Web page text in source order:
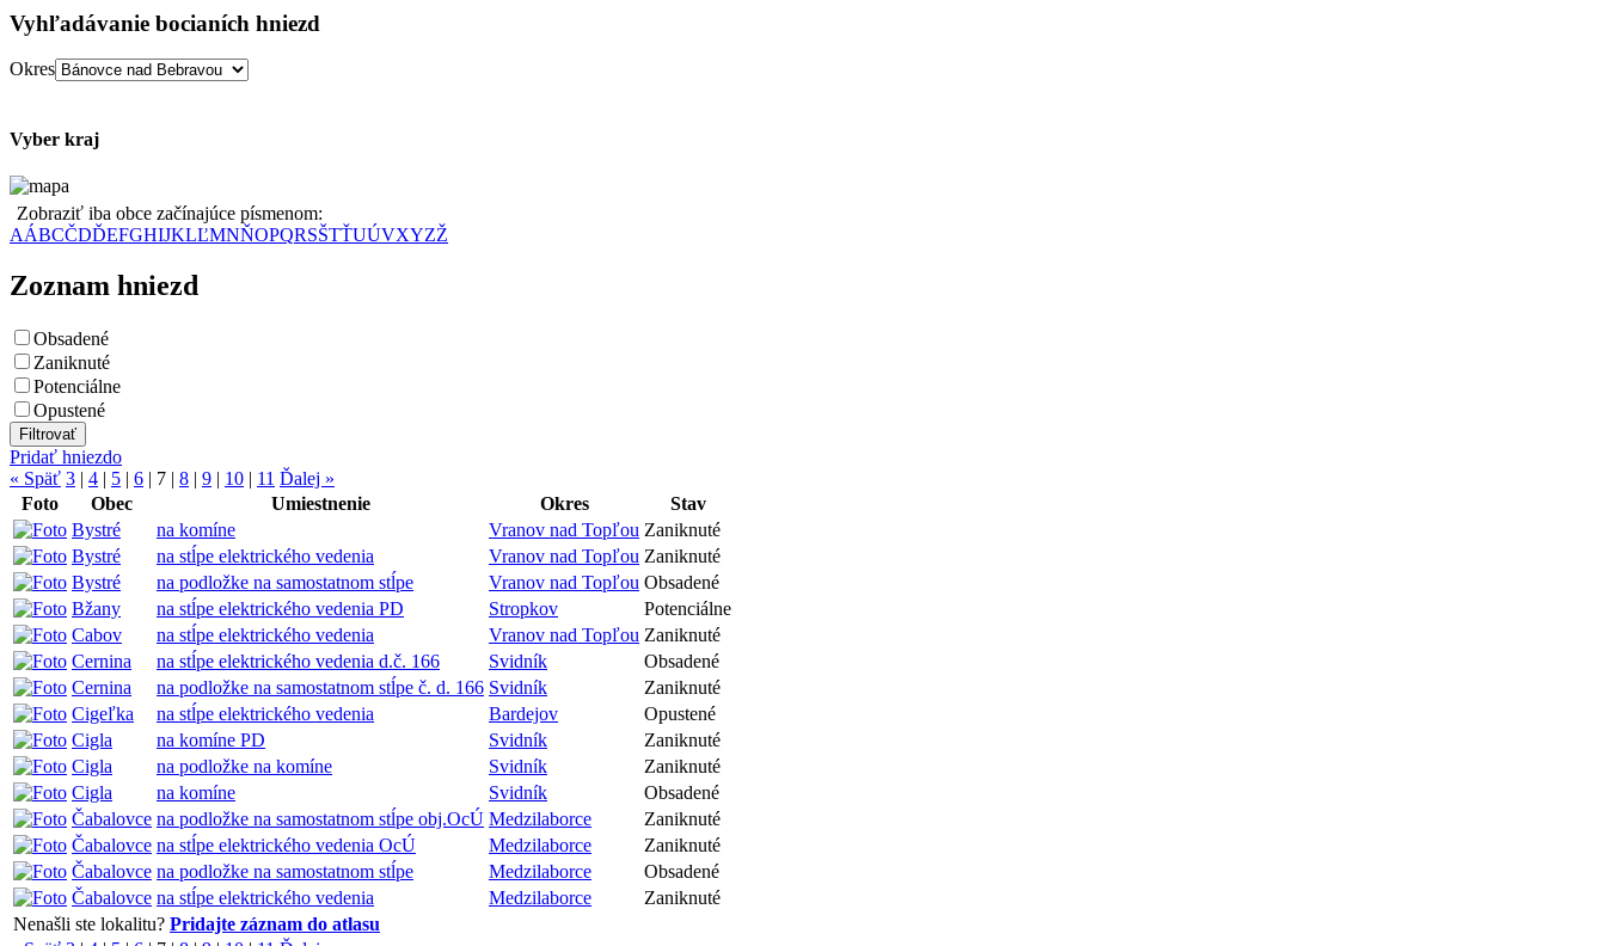
Vyhľadávanie bocianích hniezd
Okres
Vyber kraj
Zobraziť iba obce začínajúce písmenom:
AÁBCČDĎEFGHIJKLĽMNŇOPQRSŠTŤUÚVXYZŽ
Zoznam hniezd
Obsadené
Zaniknuté
Potenciálne
Opustené
Pridať hniezdo
« Späť 3 | 4 | 5 | 6 | 7 | 8 | 9 | 10 | 11 Ďalej »
Foto
Obec Umiestnenie Okres
Stav
Bystré
na komíne Vranov nad Topľou Zaniknuté
Bystré
na stĺpe elektrického vedenia Vranov nad Topľou Zaniknuté
Bystré
na podložke na samostatnom stĺpe Vranov nad Topľou Obsadené
Bžany
na stĺpe elektrického vedenia PD Stropkov
Potenciálne
Cabov
na stĺpe elektrického vedenia Vranov nad Topľou Zaniknuté
Cernina
na stĺpe elektrického vedenia d.č. 166 Svidník
Obsadené
Cernina
na podložke na samostatnom stĺpe č. d. 166 Svidník
Zaniknuté
Cigeľka
na stĺpe elektrického vedenia Bardejov
Opustené
Cigla
na komíne PD Svidník
Zaniknuté
Cigla
na podložke na komíne Svidník
Zaniknuté
Cigla
na komíne Svidník
Obsadené
Čabalovce na podložke na samostatnom stĺpe obj.OcÚ Medzilaborce
Zaniknuté
Čabalovce na stĺpe elektrického vedenia OcÚ Medzilaborce
Zaniknuté
Čabalovce na podložke na samostatnom stĺpe Medzilaborce
Obsadené
Čabalovce na stĺpe elektrického vedenia Medzilaborce
Zaniknuté
Nenašli ste lokalitu? Pridajte záznam do atlasu